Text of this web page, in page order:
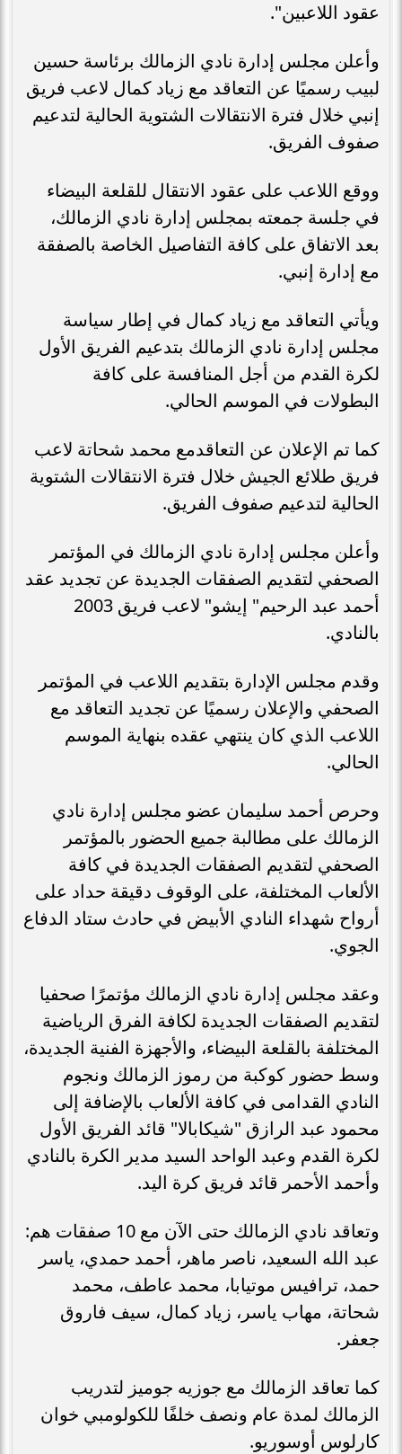
عقود اللاعبين".
وأعلن مجلس إدارة نادي الزمالك برئاسة حسين
لبيب رسميًا عن التعاقد مع زياد كمال لاعب فريق
إنبي خلال فترة الانتقالات الشتوية الحالية لتدعيم
صفوف الفريق.
ووقع اللاعب على عقود الانتقال للقلعة البيضاء
في جلسة جمعته بمجلس إدارة نادي الزمالك،
بعد الاتفاق على كافة التفاصيل الخاصة بالصفقة
مع إدارة إنبي.
ويأتي التعاقد مع زياد كمال في إطار سياسة
مجلس إدارة نادي الزمالك بتدعيم الفريق الأول
لكرة القدم من أجل المنافسة على كافة
البطولات في الموسم الحالي.
كما تم الإعلان عن التعاقدمع محمد شحاتة لاعب
فريق طلائع الجيش خلال فترة الانتقالات الشتوية
الحالية لتدعيم صفوف الفريق.
وأعلن مجلس إدارة نادي الزمالك في المؤتمر
الصحفي لتقديم الصفقات الجديدة عن تجديد عقد
أحمد عبد الرحيم" إيشو" لاعب فريق 2003
بالنادي.
وقدم مجلس الإدارة بتقديم اللاعب في المؤتمر
الصحفي والإعلان رسميًا عن تجديد التعاقد مع
اللاعب الذي كان ينتهي عقده بنهاية الموسم
الحالي.
وحرص أحمد سليمان عضو مجلس إدارة نادي
الزمالك على مطالبة جميع الحضور بالمؤتمر
الصحفي لتقديم الصفقات الجديدة في كافة
الألعاب المختلفة، على الوقوف دقيقة حداد على
أرواح شهداء النادي الأبيض في حادث ستاد الدفاع
الجوي.
وعقد مجلس إدارة نادي الزمالك مؤتمرًا صحفيا
لتقديم الصفقات الجديدة لكافة الفرق الرياضية
المختلفة بالقلعة البيضاء، والأجهزة الفنية الجديدة،
وسط حضور كوكبة من رموز الزمالك ونجوم
النادي القدامى في كافة الألعاب بالإضافة إلى
محمود عبد الرازق "شيكابالا" قائد الفريق الأول
لكرة القدم وعبد الواحد السيد مدير الكرة بالنادي
وأحمد الأحمر قائد فريق كرة اليد.
وتعاقد نادي الزمالك حتى الآن مع 10 صفقات هم:
عبد الله السعيد، ناصر ماهر، أحمد حمدي، ياسر
حمد، ترافيس موتيابا، محمد عاطف، محمد
شحاتة، مهاب ياسر، زياد كمال، سيف فاروق
جعفر.
كما تعاقد الزمالك مع جوزيه جوميز لتدريب
الزمالك لمدة عام ونصف خلفًا للكولومبي خوان
كارلوس أوسوريو.